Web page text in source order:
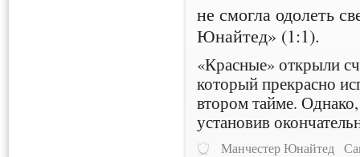
не смогла одолеть
Юнайтед» (1:1).
«Красные» открыли
который прекрасно
втором тайме.
установив
Манчестер Юнайтед